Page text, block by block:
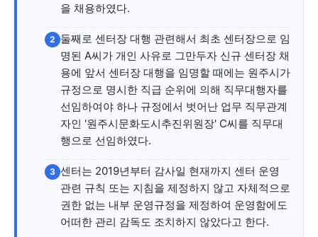
수완뉴스 추천 서비스
스토어 수완 키즈 청년공감 청라온
멤버십 소개 이니셔티브
커리어
보도자료 작성 서비스
스위프트 하이브
라라프레스
오픈미트
수완뉴스 추천 서비스
스토어 수완 키즈 청년공감 청라온
멤버십 소개 이니셔티브
커리어
보도자료 작성 서비스
스위프트 하이브
라라프레스
오픈미트
을 채용하였다.
2 둘째로 센터장 대행 관련해서 최초 센터장으로 임
명된 A씨가 개인 사유로 그만두자 신규 센터장 채
용에 앞서 센터장 대행을 임명할 때에는 원주시가
규정으로 명시한 직급 순위에 의해 직무대행자를
선임하여야 하나 규정에서 벗어난 업무 직무관계
자인 '원주시문화도시추진위원장' C씨를 직무대
행으로 선임하였다.
3 센터는 2019년부터 감사일 현재까지 센터 운영
관련 규칙 또는 지침을 제정하지 않고 자체적으로
권한 없는 내부 운영규정을 제정하여 운영함에도
어떠한 관리 감독도 조치하지 않았다고 한다.